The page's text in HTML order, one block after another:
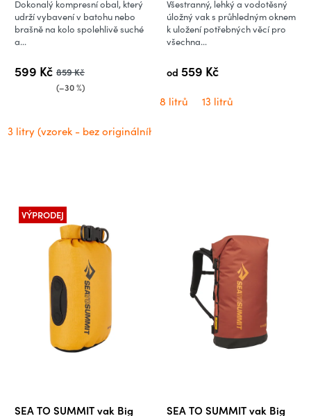
599 Kč 859 Kč
(–30 %)
Dokonalý kompresní obal, který
udrží vybavení v batohu nebo
brašně na kolo spolehlivě suché
a...
3 litry (vzorek - bez originálního obalu)
od 559 Kč
Všestranný, lehký a vodotěsný
úložný vak s průhledným oknem
k uložení potřebných věcí pro
všechna...
8 litrů 13 litrů
VÝPRODEJ
SEA TO SUMMIT vak Big
SEA TO SUMMIT vak Big